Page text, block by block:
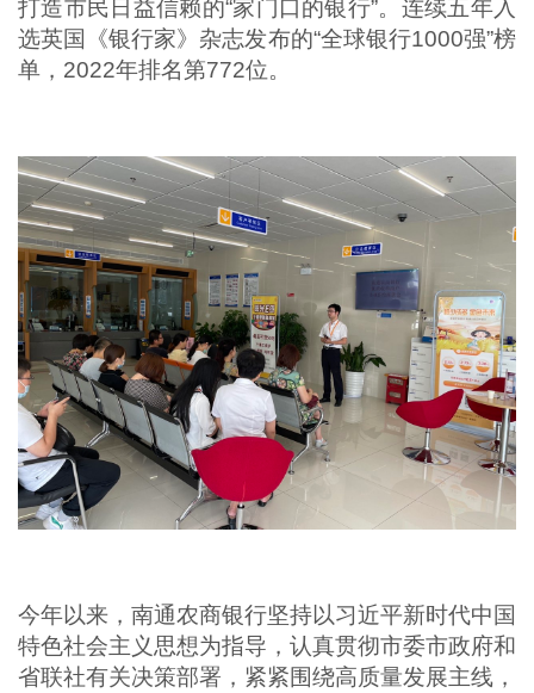
打造市民日益信赖的“家门口的银行”。连续五年入
选英国《银行家》杂志发布的“全球银行1000强”榜
单，2022年排名第772位。
今年以来，南通农商银行坚持以习近平新时代中国
特色社会主义思想为指导，认真贯彻市委市政府和
省联社有关决策部署，紧紧围绕高质量发展主线，